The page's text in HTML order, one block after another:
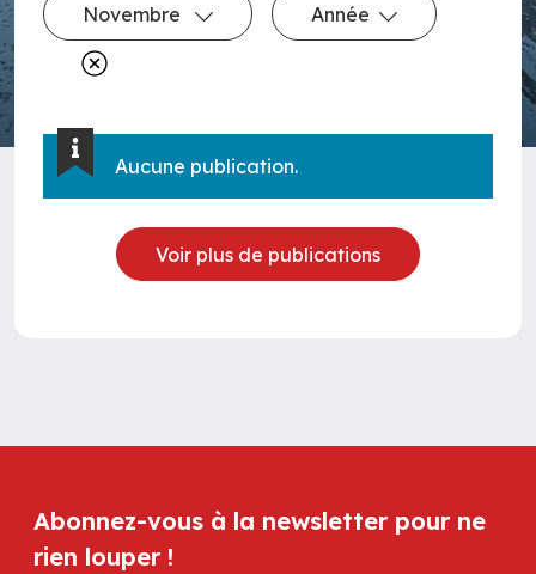
Novembre Année
Aucune publication.
Voir plus de publications
Abonnez-vous à la newsletter pour ne
rien louper !